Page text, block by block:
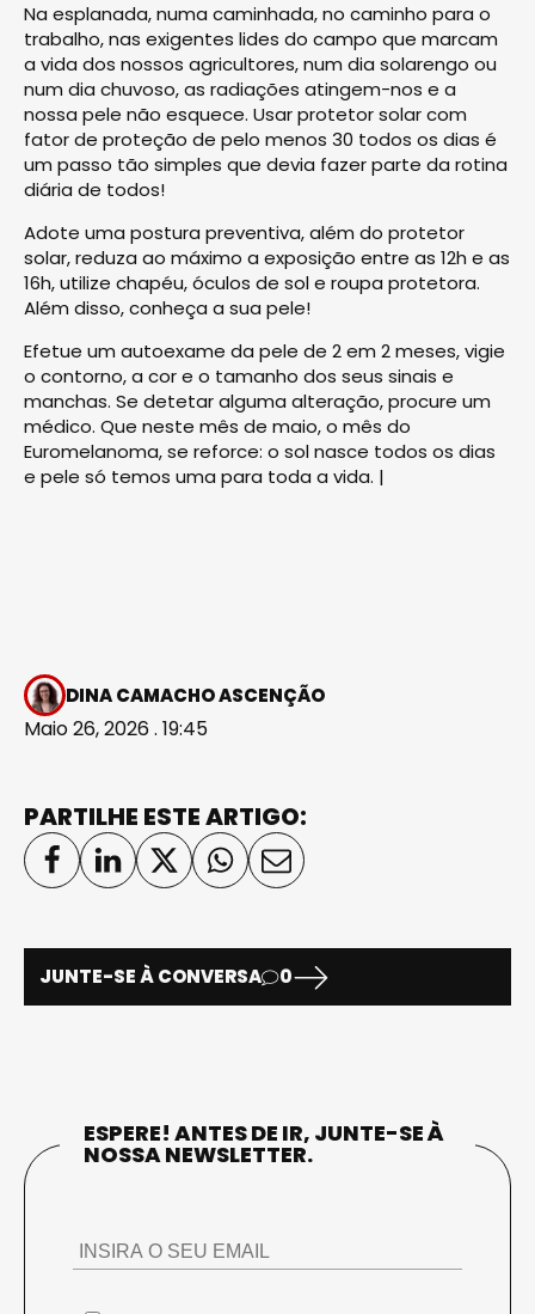
Na esplanada, numa caminhada, no caminho para o
trabalho, nas exigentes lides do campo que marcam
a vida dos nossos agricultores, num dia solarengo ou
num dia chuvoso, as radiações atingem-nos e a
nossa pele não esquece. Usar protetor solar com
fator de proteção de pelo menos 30 todos os dias é
um passo tão simples que devia fazer parte da rotina
diária de todos!
Adote uma postura preventiva, além do protetor
solar, reduza ao máximo a exposição entre as 12h e as
16h, utilize chapéu, óculos de sol e roupa protetora.
Além disso, conheça a sua pele!
Efetue um autoexame da pele de 2 em 2 meses, vigie
o contorno, a cor e o tamanho dos seus sinais e
manchas. Se detetar alguma alteração, procure um
médico. Que neste mês de maio, o mês do
Euromelanoma, se reforce: o sol nasce todos os dias
e pele só temos uma para toda a vida. |
DINA CAMACHO ASCENÇÃO
Maio 26, 2026 . 19:45
PARTILHE ESTE ARTIGO:
JUNTE-SE À CONVERSA 0
ESPERE! ANTES DE IR, JUNTE-SE À
NOSSA NEWSLETTER.